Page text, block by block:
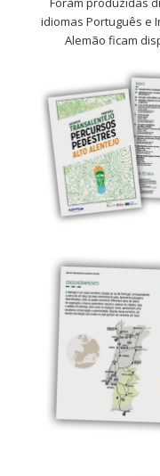
idiomas Português e
Alemão ficam